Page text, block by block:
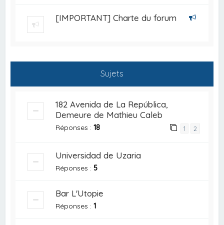
[IMPORTANT] Charte du forum
Sujets
182 Avenida de La República,
Demeure de Mathieu Caleb
Réponses :18 1 2
Universidad de Uzaria
Réponses : 5
Bar L'Utopie
Réponses :1